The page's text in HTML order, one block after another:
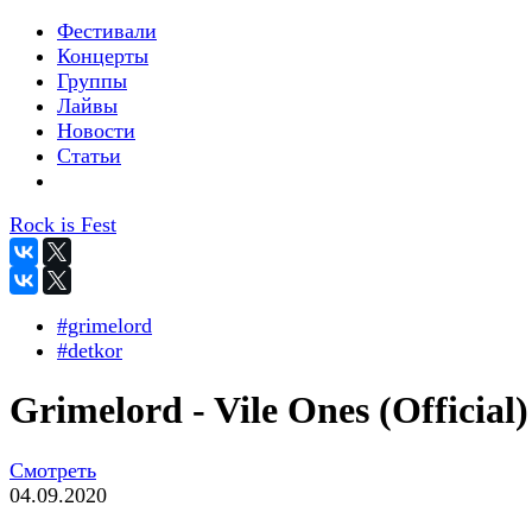
Фестивали
Концерты
Группы
Лайвы
Новости
Статьи
Rock is Fest
#grimelord
#detkor
Grimelord - Vile Ones (Official)
Смотреть
04.09.2020